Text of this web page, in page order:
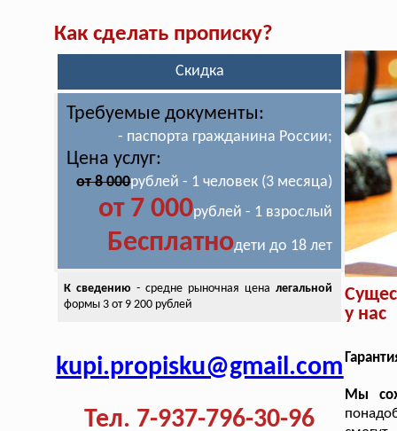
Как сделать прописку?
Скидка
Требуемые документы:
- паспорта гражданина России;
Цена услуг:
от 8 000рублей - 1 человек (3 месяца)
от 7 000рублей - 1 взрослый
Бесплатнодети до 18 лет
К сведению - средне рыночная ценалегальной
формы 3 от 9 200 рублей
kupi.propisku@gmail.com
Тел. 7-937-796-30-96
у нас
Мы